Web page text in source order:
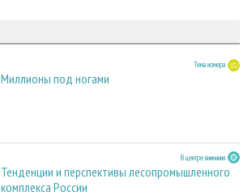
Тема номера
Миллионы под ногами
В центре внимания
Тенденции и перспективы лесопромышленного
комплекса России